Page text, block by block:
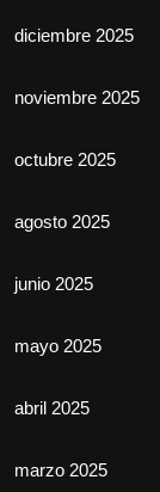
diciembre 2025
noviembre 2025
octubre 2025
agosto 2025
junio 2025
mayo 2025
abril 2025
marzo 2025